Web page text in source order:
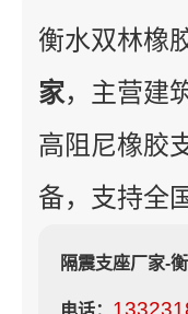
衡水双林橡
家，主营建
高阻尼橡胶
备，支持全
隔震支座厂家-
电话：